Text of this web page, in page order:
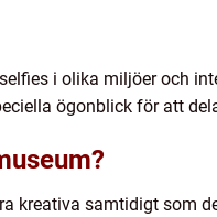
i olika miljöer och
ögonblick för att
kreativa samtidigt som